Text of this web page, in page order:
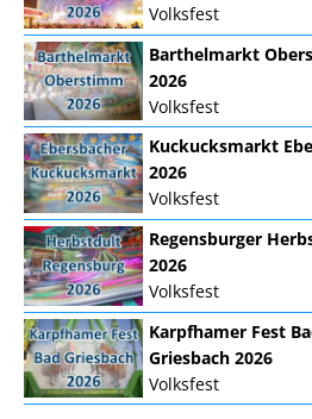
Volksfest
Barthelmarkt
2026
Volksfest
Kuckucksmarkt
2026
Volksfest
Regensburger
2026
Volksfest
Karpfhamer Fest
Griesbach 2026
Volksfest